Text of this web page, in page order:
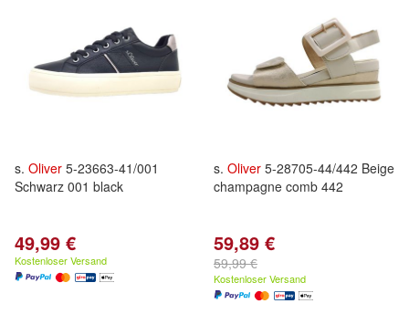
s. Oliver 5-23663-41/001
Schwarz 001 black
49,99 €
Kostenloser Versand
s. Oliver 5-28705-44/442 Beige
champagne comb 442
59,89 €
59,99 €
Kostenloser Versand